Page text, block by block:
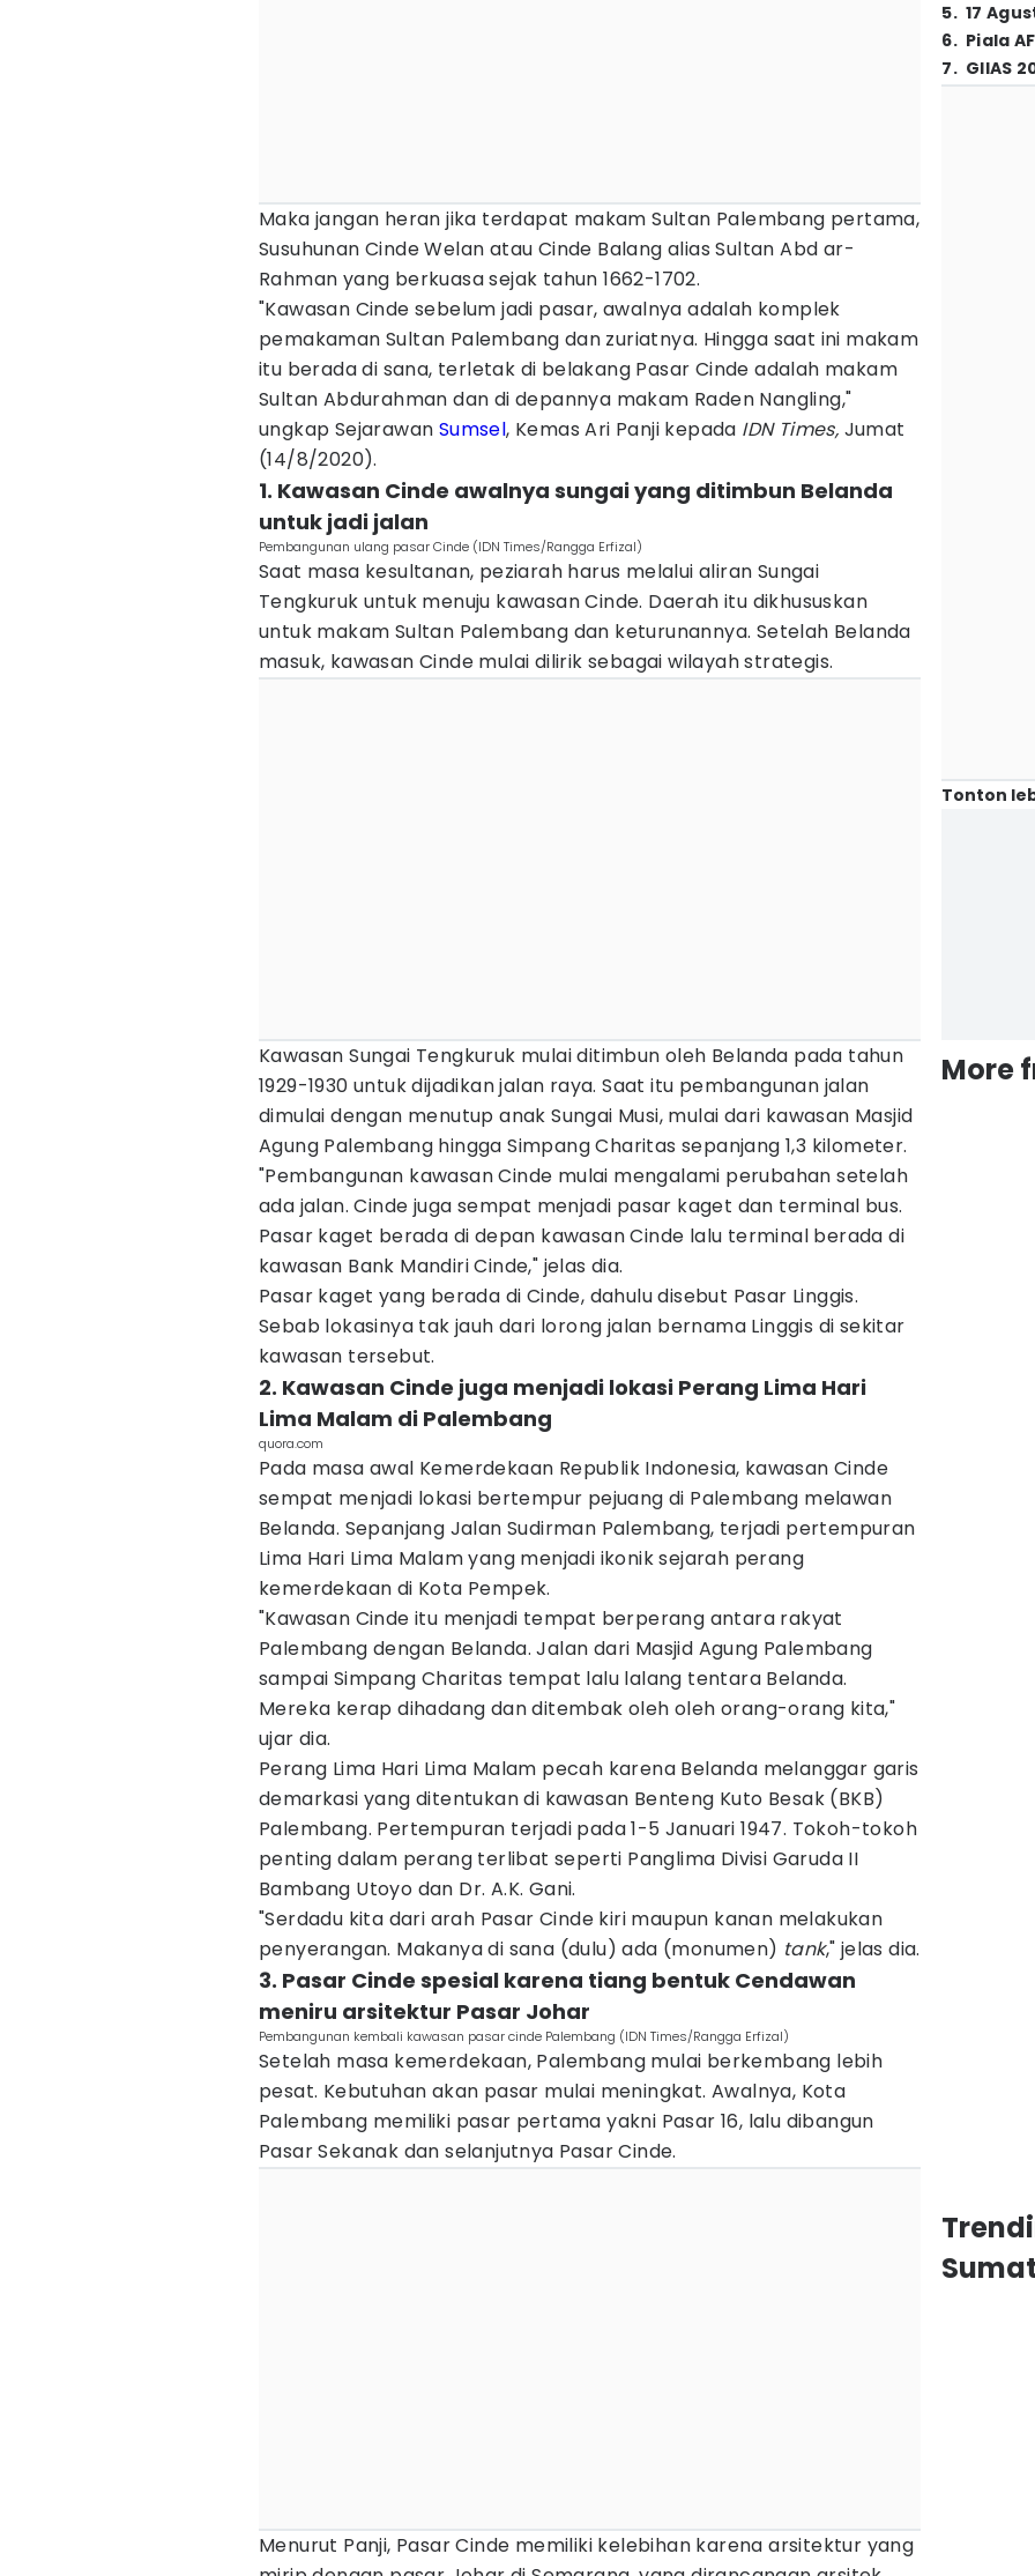
Maka jangan heran jika terdapat makam Sultan Palembang pertama,
Susuhunan Cinde Welan atau Cinde Balang alias Sultan Abd ar-
Rahman yang berkuasa sejak tahun 1662-1702.
"Kawasan Cinde sebelum jadi pasar, awalnya adalah komplek
pemakaman Sultan Palembang dan zuriatnya. Hingga saat ini makam
itu berada di sana, terletak di belakang Pasar Cinde adalah makam
Sultan Abdurahman dan di depannya makam Raden Nangling,"
ungkap Sejarawan Sumsel, Kemas Ari Panji kepada IDN Times, Jumat
(14/8/2020).
1. Kawasan Cinde awalnya sungai yang ditimbun Belanda
untuk jadi jalan
Pembangunan ulang pasar Cinde (IDN Times/Rangga Erfizal)
Saat masa kesultanan, peziarah harus melalui aliran Sungai
Tengkuruk untuk menuju kawasan Cinde. Daerah itu dikhususkan
untuk makam Sultan Palembang dan keturunannya. Setelah Belanda
masuk, kawasan Cinde mulai dilirik sebagai wilayah strategis.
Kawasan Sungai Tengkuruk mulai ditimbun oleh Belanda pada tahun
1929-1930 untuk dijadikan jalan raya. Saat itu pembangunan jalan
dimulai dengan menutup anak Sungai Musi, mulai dari kawasan Masjid
Agung Palembang hingga Simpang Charitas sepanjang 1,3 kilometer.
"Pembangunan kawasan Cinde mulai mengalami perubahan setelah
ada jalan. Cinde juga sempat menjadi pasar kaget dan terminal bus.
Pasar kaget berada di depan kawasan Cinde lalu terminal berada di
kawasan Bank Mandiri Cinde," jelas dia.
Pasar kaget yang berada di Cinde, dahulu disebut Pasar Linggis.
Sebab lokasinya tak jauh dari lorong jalan bernama Linggis di sekitar
kawasan tersebut.
2. Kawasan Cinde juga menjadi lokasi Perang Lima Hari
Lima Malam di Palembang
quora.com
Pada masa awal Kemerdekaan Republik Indonesia, kawasan Cinde
sempat menjadi lokasi bertempur pejuang di Palembang melawan
Belanda. Sepanjang Jalan Sudirman Palembang, terjadi pertempuran
Lima Hari Lima Malam yang menjadi ikonik sejarah perang
kemerdekaan di Kota Pempek.
"Kawasan Cinde itu menjadi tempat berperang antara rakyat
Palembang dengan Belanda. Jalan dari Masjid Agung Palembang
sampai Simpang Charitas tempat lalu lalang tentara Belanda.
Mereka kerap dihadang dan ditembak oleh oleh orang-orang kita,"
ujar dia.
Perang Lima Hari Lima Malam pecah karena Belanda melanggar garis
demarkasi yang ditentukan di kawasan Benteng Kuto Besak (BKB)
Palembang. Pertempuran terjadi pada 1-5 Januari 1947. Tokoh-tokoh
penting dalam perang terlibat seperti Panglima Divisi Garuda II
Bambang Utoyo dan Dr. A.K. Gani.
"Serdadu kita dari arah Pasar Cinde kiri maupun kanan melakukan
penyerangan. Makanya di sana (dulu) ada (monumen) tank," jelas dia.
3. Pasar Cinde spesial karena tiang bentuk Cendawan
meniru arsitektur Pasar Johar
Pembangunan kembali kawasan pasar cinde Palembang (IDN Times/Rangga Erfizal)
Setelah masa kemerdekaan, Palembang mulai berkembang lebih
pesat. Kebutuhan akan pasar mulai meningkat. Awalnya, Kota
Palembang memiliki pasar pertama yakni Pasar 16, lalu dibangun
Pasar Sekanak dan selanjutnya Pasar Cinde.
Menurut Panji, Pasar Cinde memiliki kelebihan karena arsitektur yang
5. 17
6. Piala
7. GIIAS
Tonton
More